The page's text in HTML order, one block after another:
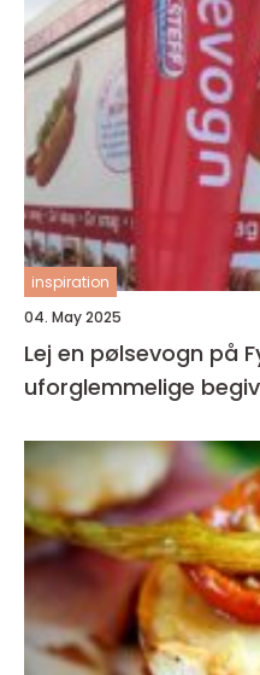
inspiration
04. May 2025
Lej en pølsevogn på
uforglemmelige